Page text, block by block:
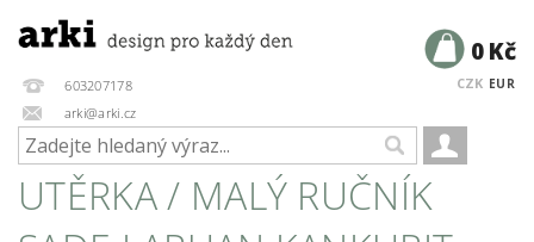
603207178
arki@arki.cz
CZK EUR
0 Kč
UTĚRKA / MALÝ RUČNÍK